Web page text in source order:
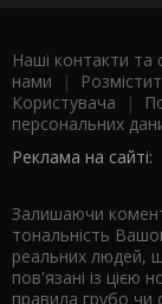
Наші контакти та
нами |
Користувача |
персональних
Реклама на сайті:
Залишаючи
тональність
реальних людей,
пов'язані із цією
правила грубо чи